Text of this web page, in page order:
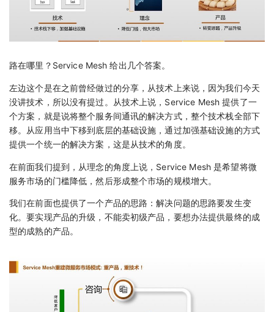
路在哪里？Service Mesh 给出几个答案。
左边这个是在之前曾经做过的分享，从技术上来说，因为我们今天
没讲技术，所以没有提过。从技术上说，Service Mesh 提供了一
个方案，就是说将整个服务间通讯的解决方式，整个技术栈全部下
移。从应用当中下移到底层的基础设施，通过加强基础设施的方式
提供一个统一的解决方案，这是从技术的角度。
在前面我们提到，从理念的角度上说，Service Mesh 是希望将微
服务市场的门槛降低，然后形成整个市场的规模增大。
我们在前面也提供了一个产品的思路：解决问题的思路要发生变
化。要实现产品的升级，不能卖初级产品，要想办法提供最终的成
型的成熟的产品。